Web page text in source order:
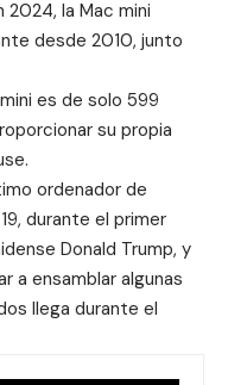
2024, la Mac mini
desde 2010, junto
es de solo 599
su propia
ordenador de
durante el primer
Donald Trump, y
a ensamblar algunas
llega durante el